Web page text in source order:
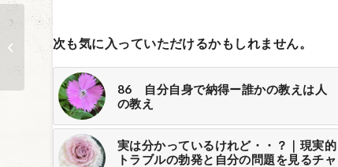
次も気に入っていただけるかもしれません。
86 自分自身で納得ー誰かの教えは人
の教え
実は分かっているけれど・・？｜現実的
トラブルの勃発と自分の問題を見るチャ
271 息子のお産は私
の身勝手さそのもの｜
産んだ実感が...